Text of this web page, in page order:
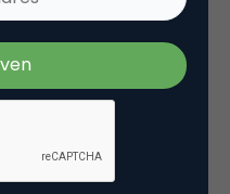
media met welk
een hoop
beslissers in
dertig jaar afscheid
doen om